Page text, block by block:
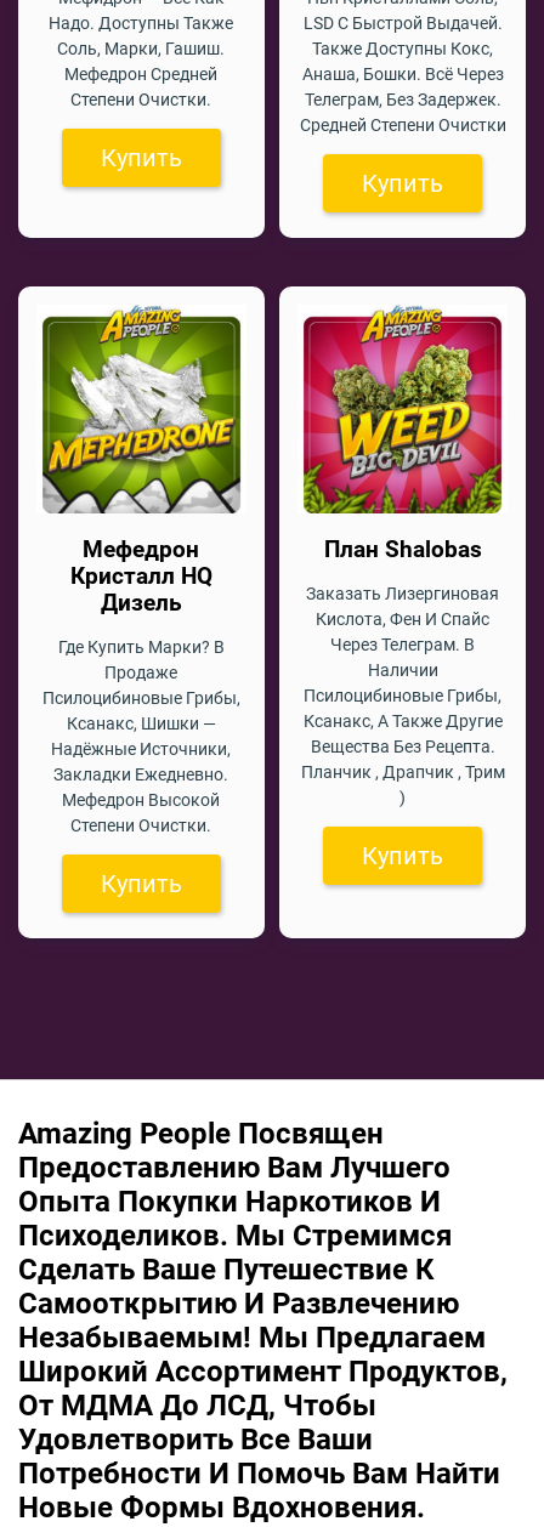
Надо. Доступны Также
Соль, Марки, Гашиш.
Мефедрон Средней
Степени Очистки.
Купить
LSD С Быстрой Выдачей.
Также Доступны Кокс,
Анаша, Бошки. Всё Через
Телеграм, Без Задержек.
Средней Степени Очистки
Купить
Мефедрон
Кристалл HQ
Дизель
Где Купить Марки? В
Продаже
Псилоцибиновые Грибы,
Ксанакс, Шишки —
Надёжные Источники,
Закладки Ежедневно.
Мефедрон Высокой
Степени Очистки.
Купить
План Shalobas
Заказать Лизергиновая
Кислота, Фен И Спайс
Через Телеграм. В
Наличии
Псилоцибиновые Грибы,
Ксанакс, А Также Другие
Вещества Без Рецепта.
Планчик , Драпчик , Трим
)
Купить
Amazing People Посвящен
Предоставлению Вам Лучшего
Опыта Покупки Наркотиков И
Психоделиков. Мы Стремимся
Сделать Ваше Путешествие К
Самооткрытию И Развлечению
Незабываемым! Мы Предлагаем
Широкий Ассортимент Продуктов,
От МДМА До ЛСД, Чтобы
Удовлетворить Все Ваши
Потребности И Помочь Вам Найти
Новые Формы Вдохновения.